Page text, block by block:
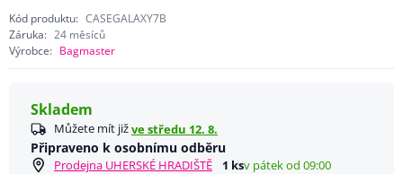
Kód produktu: CASEGALAXY7B
Záruka: 24 měsíců
Výrobce: Bagmaster
Skladem
Můžete mít jižve středu 12. 8.
Připraveno k osobnímu odběru
Prodejna UHERSKÉ HRADIŠTĚ 1 ksv pátek od 09:00